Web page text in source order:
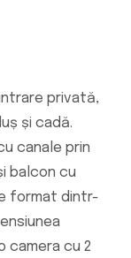
privată,
și cadă.
canale prin
balcon cu
format dintr-
camera cu 2